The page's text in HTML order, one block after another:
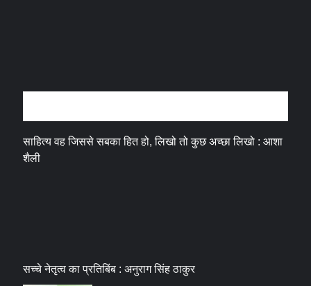
साहित्य वह जिससे सबका हित हो, लिखो तो कुछ अच्छा लिखो : आशा
शैली
सच्चे नेतृत्व का प्रतिबिंब : अनुराग सिंह ठाकुर